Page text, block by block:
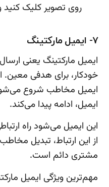
روی تصویر کلیک کنید
7- ایمیل مارکتینگ
ایمیل مارکتینگ یعنی
خودکار، برای هدفی معین.
ایمیل مخاطب شروع می‌شود
ایمیل، ادامه پیدا می‌کند.
این ایمیل می‌شود راه
از این ارتباط، تبدیل
مشتری دائم است.
مهم‌ترین ویژگی ایمیل